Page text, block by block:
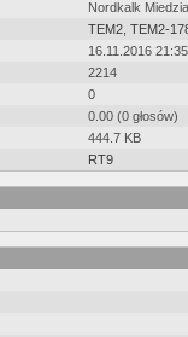
Nordkalk
TEM2 TEM2-
16.11.2016 21:35
2214
0
0.00 (0 głosów)
444.7 KB
RT9